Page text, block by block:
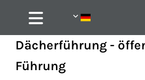
Dächerführung -
Führung